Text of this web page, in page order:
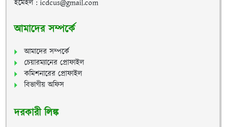
ইমেইল : icdcus@gmail.com
আমাদের সম্পর্কে
আমাদের সম্পর্কে
চেয়ারম্যানের প্রোফাইল
কমিশনারের প্রোফাইল
বিভাগীয় অফিস
দরকারী লিঙ্ক